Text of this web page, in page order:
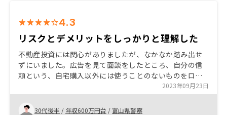
4.3
リスクとデメリットをしっかりと理解した
不動産投資には関心がありましたが、なかなか踏み出せ
ずにいました。広告を見て面談をしたところ、自分の信
頼という、自宅購入以外には使うことのないものをロー
ンという形で運用するシステムに魅力を感じました。 リ
スク・デメリット・自己負担等も許容範囲かと思われた
のが購入を決めた理由です。
2023年09月23日
30代後半 / 年収600万円台 / 富山県警察